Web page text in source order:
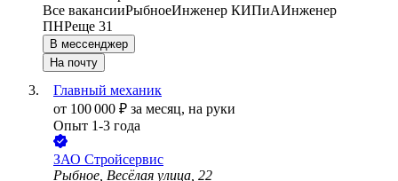
Все вакансииРыбноеИнженер КИПиАИнженер
ПНРеще 31
В мессенджер
На почту
Главный механик
от 100 000 ₽ за месяц, на руки
Опыт 1-3 года
ЗАО Стройсервис
Рыбное, Весёлая улица, 22